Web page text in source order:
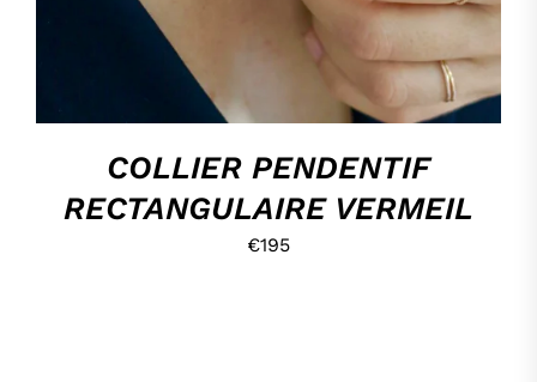
COLLIER PENDENTIF
RECTANGULAIRE VERMEIL
€195